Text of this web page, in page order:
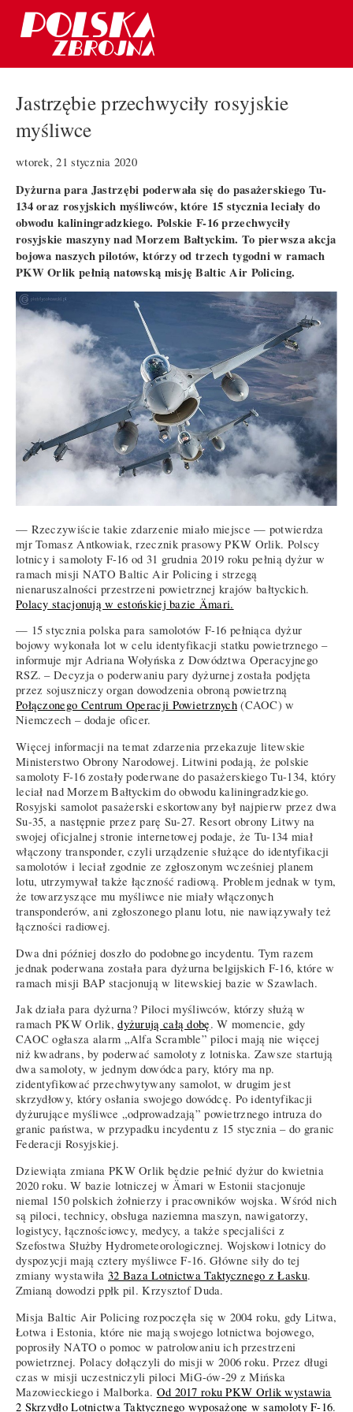
Jastrzębie przechwyciły rosyjskie
myśliwce
wtorek, 21 stycznia 2020
Dyżurna para Jastrzębi poderwała się do pasażerskiego Tu-
134 oraz rosyjskich myśliwców, które 15 stycznia leciały do
obwodu kaliningradzkiego. Polskie F-16 przechwyciły
rosyjskie maszyny nad Morzem Bałtyckim. To pierwsza akcja
bojowa naszych pilotów, którzy od trzech tygodni w ramach
PKW Orlik pełnią natowską misję Baltic Air Policing.
— Rzeczywiście takie zdarzenie miało miejsce — potwierdza
mjr Tomasz Antkowiak, rzecznik prasowy PKW Orlik. Polscy
lotnicy i samoloty F-16 od 31 grudnia 2019 roku pełnią dyżur w
ramach misji NATO Baltic Air Policing i strzegą
nienaruszalności przestrzeni powietrznej krajów bałtyckich.
Polacy stacjonują w estońskiej bazie Ämari.
— 15 stycznia polska para samolotów F-16 pełniąca dyżur
bojowy wykonała lot w celu identyfikacji statku powietrznego –
informuje mjr Adriana Wołyńska z Dowództwa Operacyjnego
RSZ. – Decyzja o poderwaniu pary dyżurnej została podjęta
przez sojuszniczy organ dowodzenia obroną powietrzną
Połączonego Centrum Operacji Powietrznych (CAOC) w
Niemczech – dodaje oficer.
Więcej informacji na temat zdarzenia przekazuje litewskie
Ministerstwo Obrony Narodowej. Litwini podają, że polskie
samoloty F-16 zostały poderwane do pasażerskiego Tu-134, który
leciał nad Morzem Bałtyckim do obwodu kaliningradzkiego.
Rosyjski samolot pasażerski eskortowany był najpierw przez dwa
Su-35, a następnie przez parę Su-27. Resort obrony Litwy na
swojej oficjalnej stronie internetowej podaje, że Tu-134 miał
włączony transponder, czyli urządzenie służące do identyfikacji
samolotów i leciał zgodnie ze zgłoszonym wcześniej planem
lotu, utrzymywał także łączność radiową. Problem jednak w tym,
że towarzyszące mu myśliwce nie miały włączonych
transponderów, ani zgłoszonego planu lotu, nie nawiązywały też
łączności radiowej.
Dwa dni później doszło do podobnego incydentu. Tym razem
jednak poderwana została para dyżurna belgijskich F-16, które w
ramach misji BAP stacjonują w litewskiej bazie w Szawlach.
Jak działa para dyżurna? Piloci myśliwców, którzy służą w
ramach PKW Orlik,dyżurują całą dobę. W momencie, gdy
CAOC ogłasza alarm „Alfa Scramble” piloci mają nie więcej
niż kwadrans, by poderwać samoloty z lotniska. Zawsze startują
dwa samoloty, w jednym dowódca pary, który ma np.
zidentyfikować przechwytywany samolot, w drugim jest
skrzydłowy, który osłania swojego dowódcę. Po identyfikacji
dyżurujące myśliwce „odprowadzają” powietrznego intruza do
granic państwa, w przypadku incydentu z 15 stycznia – do granic
Federacji Rosyjskiej.
Dziewiąta zmiana PKW Orlik będzie pełnić dyżur do kwietnia
2020 roku. W bazie lotniczej w Ämari w Estonii stacjonuje
niemal 150 polskich żołnierzy i pracowników wojska. Wśród nich
są piloci, technicy, obsługa naziemna maszyn, nawigatorzy,
logistycy, łącznościowcy, medycy, a także specjaliści z
Szefostwa Służby Hydrometeorologicznej. Wojskowi lotnicy do
dyspozycji mają cztery myśliwce F-16. Główne siły do tej
zmiany wystawiła 32 Baza Lotnictwa Taktycznego z Łasku.
Zmianą dowodzi ppłk pil. Krzysztof Duda.
Misja Baltic Air Policing rozpoczęła się w 2004 roku, gdy Litwa,
Łotwa i Estonia, które nie mają swojego lotnictwa bojowego,
poprosiły NATO o pomoc w patrolowaniu ich przestrzeni
powietrznej. Polacy dołączyli do misji w 2006 roku. Przez długi
czas w misji uczestniczyli piloci MiG-ów-29 z Mińska
Mazowieckiego i Malborka. Od 2017 roku PKW Orlik wystawia
2 Skrzydło Lotnictwa Taktycznego wyposażone w samoloty F-16.